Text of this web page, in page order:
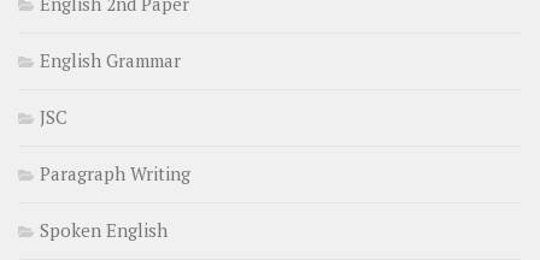
English Grammar
JSC
Paragraph Writing
Spoken English